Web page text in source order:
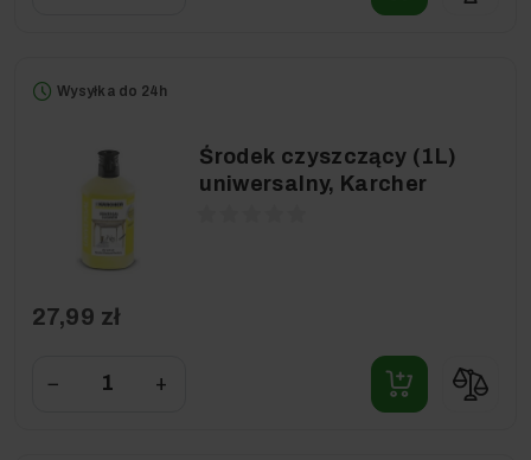
Wysyłka do 24h
Środek czyszczący (1L)
uniwersalny, Karcher
27,99 zł
− +